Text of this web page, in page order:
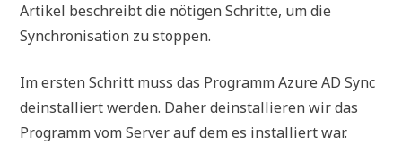
Artikel beschreibt die nötigen Schritte, um die
Synchronisation zu stoppen.
Im ersten Schritt muss das Programm Azure AD Sync
deinstalliert werden. Daher deinstallieren wir das
Programm vom Server auf dem es installiert war.